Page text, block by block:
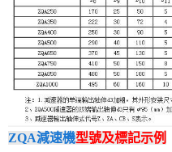
ZQA減速機型號及標記示例